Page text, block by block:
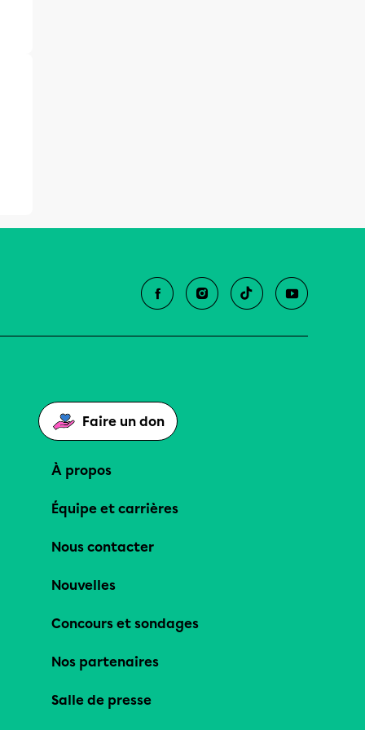
Faire un don
À propos
Équipe et carrières
Nous contacter
Nouvelles
Concours et sondages
Nos partenaires
Salle de presse